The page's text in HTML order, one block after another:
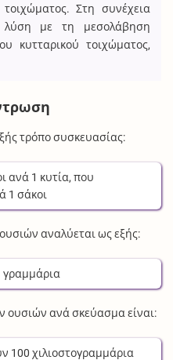
τοιχώματος. Στη συνέχεια
λύση με τη μεσολάβηση
κυτταρικού τοιχώματος,
τρόπο συσκευασίας:
ανά 1 κυτία, που
1 σάκοι
αναλύεται ως εξής:
γραμμάρια
ουσιών ανά σκεύασμα είναι:
100 χιλιοστογραμμάρια